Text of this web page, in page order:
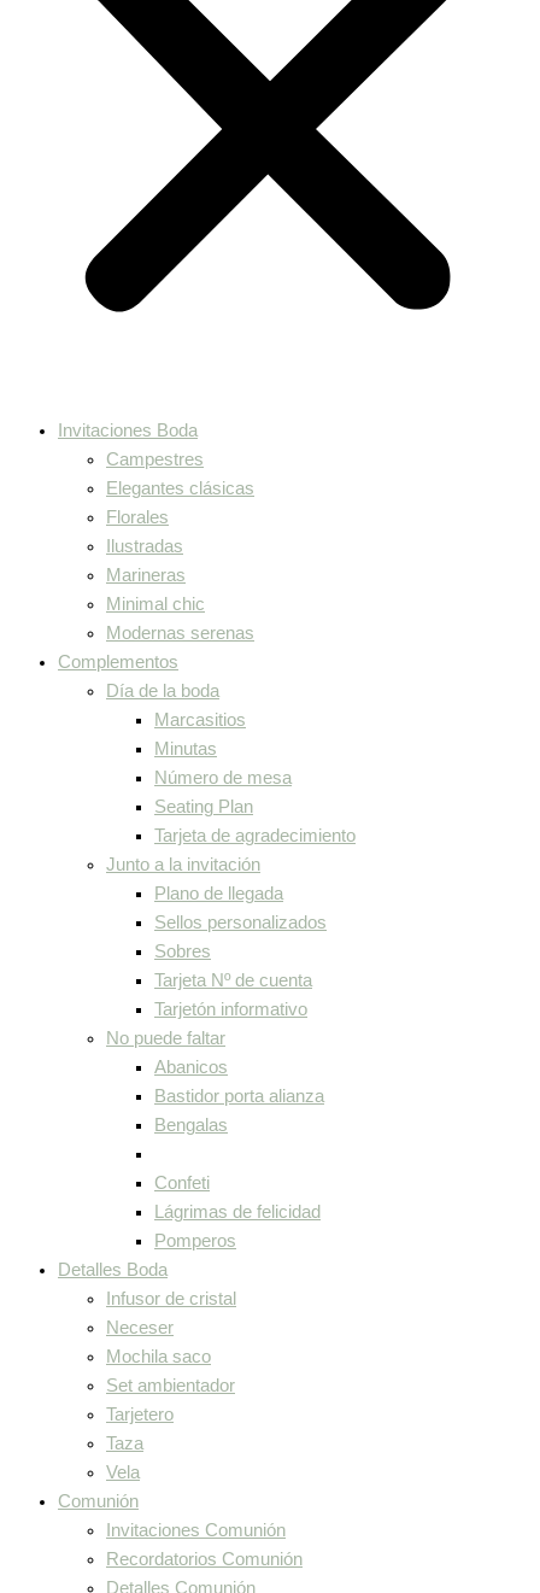
Invitaciones Boda
Campestres
Elegantes clásicas
Florales
Ilustradas
Marineras
Minimal chic
Modernas serenas
Complementos
Día de la boda
Marcasitios
Minutas
Número de mesa
Seating Plan
Tarjeta de agradecimiento
Junto a la invitación
Plano de llegada
Sellos personalizados
Sobres
Tarjeta Nº de cuenta
Tarjetón informativo
No puede faltar
Abanicos
Bastidor porta alianza
Bengalas
Confeti
Lágrimas de felicidad
Pomperos
Detalles Boda
Infusor de cristal
Neceser
Mochila saco
Set ambientador
Tarjetero
Taza
Vela
Comunión
Invitaciones Comunión
Recordatorios Comunión
Detalles Comunión